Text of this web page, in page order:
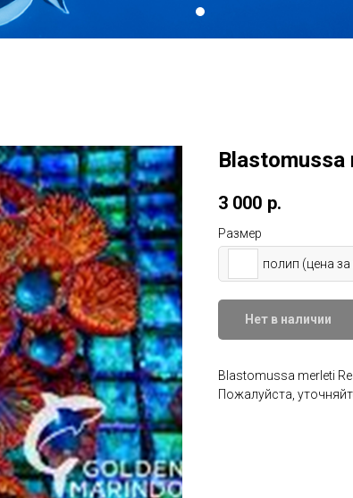
Blastomussa
3 000 р.
Размер
полип (цена
Нет в наличии
Blastomussa merleti
Пожалуйста,